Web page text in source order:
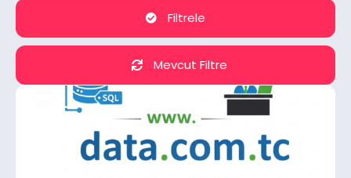
Filtrele
Mevcut Filtre